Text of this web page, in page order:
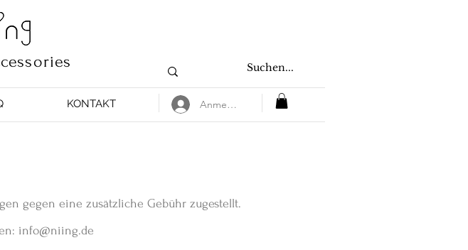
KONTAKT Anmelden
gegen eine zusätzliche Gebühr zugestellt.
info@niing.de